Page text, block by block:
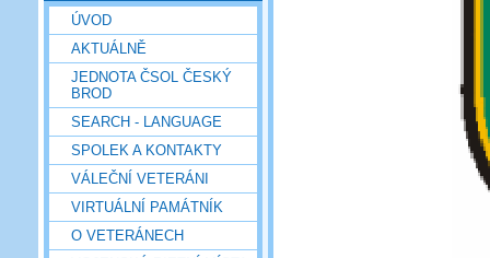
ÚVOD
AKTUÁLNĚ
JEDNOTA ČSOL ČESKÝ
BROD
SEARCH - LANGUAGE
SPOLEK A KONTAKTY
VÁLEČNÍ VETERÁNI
VIRTUÁLNÍ PAMÁTNÍK
O VETERÁNECH